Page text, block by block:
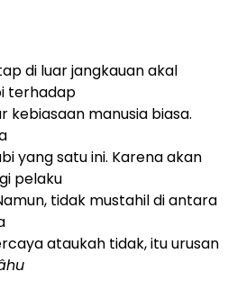
di luar jangkauan akal
terhadap
kebiasaan manusia biasa.
yang satu ini. Karena akan
pelaku
tidak mustahil di antara
ataukah tidak, itu urusan